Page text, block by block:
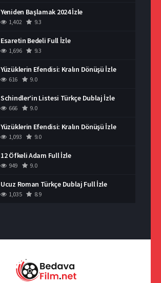
Yeniden Başlamak 2024 İzle
1,402 9.3
Esaretin Bedeli Full İzle
1,696 9.3
Yüzüklerin Efendisi: Kralın Dönüşü İzle
616 9.0
Schindler’in Listesi Türkçe Dublaj İzle
666 9.0
Yüzüklerin Efendisi: Kralın Dönüşü İzle
1,093 9.0
12 Öfkeli Adam Full İzle
949 9.0
Ucuz Roman Türkçe Dublaj Full İzle
1,035 8.9